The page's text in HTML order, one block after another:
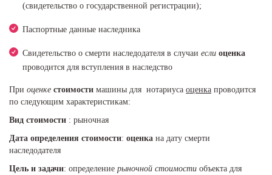
(свидетельство о государственной регистрации);
Паспортные данные наследника
Свидетельство о смерти наследодателя в случаи если оценка
проводится для вступления в наследство
При оценке стоимости машины для нотариуса оценка проводится
по следующим характеристикам:
Вид стоимости : рыночная
Дата определения стоимости: оценка на дату смерти
наследодателя
Цель и задачи: определение рыночной стоимости объекта для